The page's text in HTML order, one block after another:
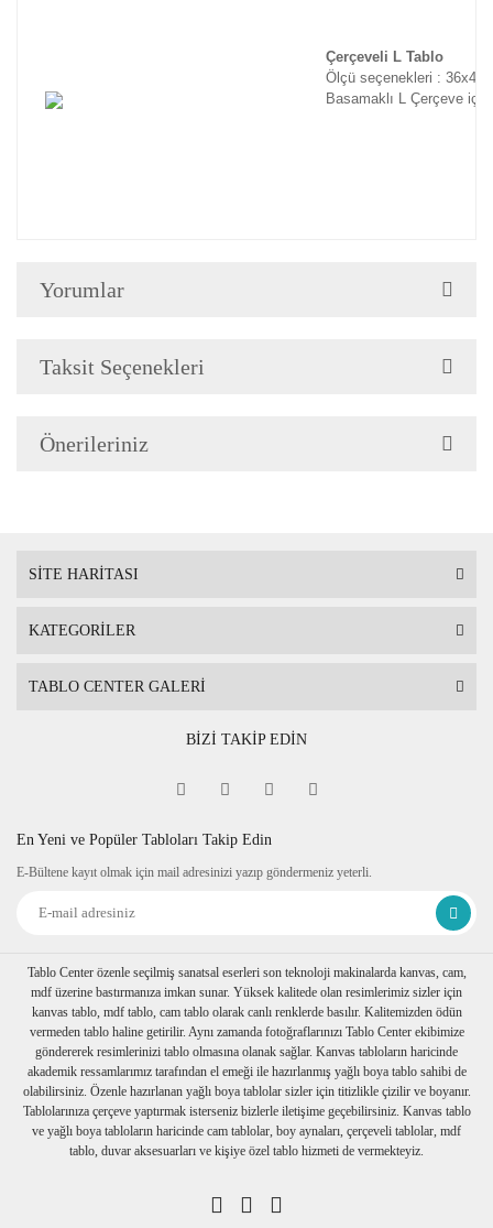
Çerçeveli L Tablo
Ölçü seçenekleri :
Basamaklı L Çerçeve
Nakliye sırasında hasar
Yorumlar
Taksit Seçenekleri
Önerileriniz
SİTE HARİTASI
KATEGORİLER
TABLO CENTER GALERİ
BİZİ TAKİP EDİN
En Yeni ve Popüler Tabloları Takip Edin
E-Bültene kayıt olmak için mail adresinizi yazıp göndermeniz yeterli.
Tablo Center özenle seçilmiş sanatsal eserleri son teknoloji makinalarda kanvas, cam,
mdf üzerine bastırmanıza imkan sunar. Yüksek kalitede olan resimlerimiz sizler için
kanvas tablo, mdf tablo, cam tablo olarak canlı renklerde basılır. Kalitemizden ödün
vermeden tablo haline getirilir. Aynı zamanda fotoğraflarınızı Tablo Center ekibimize
göndererek resimlerinizi tablo olmasına olanak sağlar. Kanvas tabloların haricinde
akademik ressamlarımız tarafından el emeği ile hazırlanmış yağlı boya tablo sahibi de
olabilirsiniz. Özenle hazırlanan yağlı boya tablolar sizler için titizlikle çizilir ve boyanır.
Tablolarınıza çerçeve yaptırmak isterseniz bizlerle iletişime geçebilirsiniz. Kanvas tablo
ve yağlı boya tabloların haricinde cam tablolar, boy aynaları, çerçeveli tablolar, mdf
tablo, duvar aksesuarları ve kişiye özel tablo hizmeti de vermekteyiz.